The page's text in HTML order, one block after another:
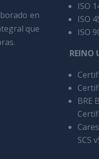
en
que
ISO
ISO
ISO
REINO
BRE
SCS